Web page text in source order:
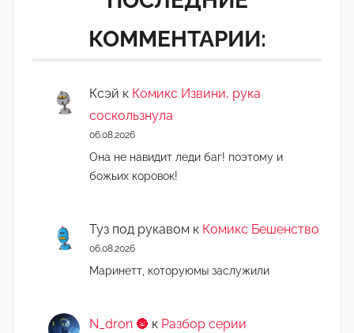
КОММЕНТАРИИ:
Ксэй к Комикс Извини, рука
соскользнула
06.08.2026
Она не навидит леди баг! поэтому и
божьих коровок!
Туз под рукавом к Комикс Бешенство
06.08.2026
Маринетт, которуюмы заслужили
N_dron 🌚 к Разбор серии